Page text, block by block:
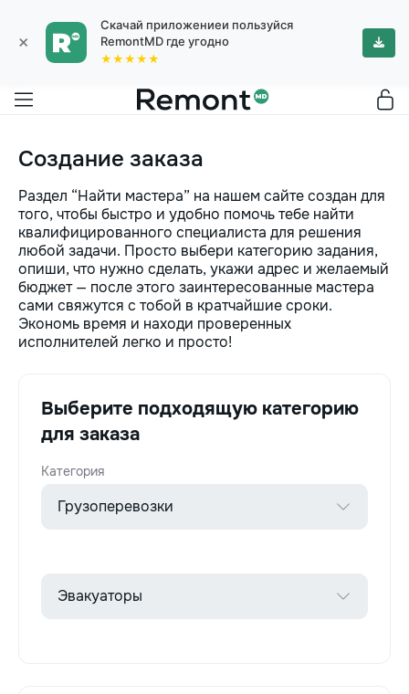
×
Скачай приложениеи пользуйся
RemontMD где угодно
★★★★★
Создание заказа
Раздел “Найти мастера” на нашем сайте создан для
того, чтобы быстро и удобно помочь тебе найти
квалифицированного специалиста для решения
любой задачи. Просто выбери категорию задания,
опиши, что нужно сделать, укажи адрес и желаемый
бюджет — после этого заинтересованные мастера
сами свяжутся с тобой в кратчайшие сроки.
Экономь время и находи проверенных
исполнителей легко и просто!
Выберите подходящую категорию
для заказа
Категория